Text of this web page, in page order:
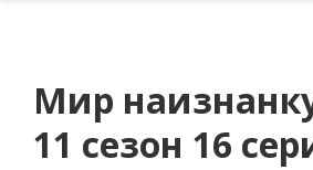
Мир
11 сезон 16